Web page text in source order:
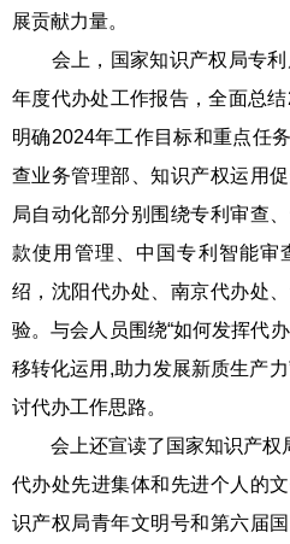
展贡献力量。
会上，国家知识产权局专利
年度代办处工作报告，全面总
明确2024年工作目标和重点任
查业务管理部、知识产权运用
局自动化部分别围绕专利审查
款使用管理、中国专利智能审
绍，沈阳代办处、南京代办处
验。与会人员围绕“如何发挥代
移转化运用,助力发展新质生产
讨代办工作思路。
会上还宣读了国家知识产权
代办处先进集体和先进个人的
识产权局青年文明号和第六届